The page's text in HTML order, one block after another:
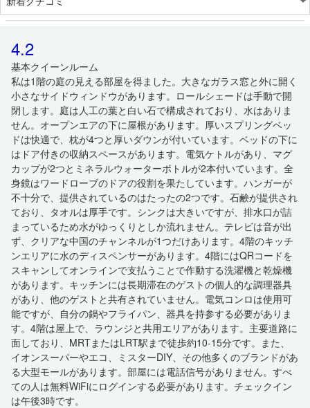
4.2
基本クイーンルーム
私は1階の庭の見える部屋を得ました。大きなガラス窓と外に開く
小さなサイドウィンドウがあります。ロールシェードは手動で開
閉します。庭は人工の葉と白い石で構成されており、水はありま
せん。オープンエアの下に屋根があります。厚いスプリングベッ
ドは快適で、枕が4つと厚いダウンが付いています。ベッドの下に
はドア付きの収納スペースがあります。電気ケトルがあり、マグ
カップが2つとミネラルウォーターボトルが2本付いています。全
身鏡はワードローブのドアの役割を果たしています。ハンガーが
不十分で、提供されているのはたったの2つです。石鹸が提供され
ており、タオルは厚手です。シンクは大きいですが、排水口が詰
まっているため水がゆっくりとしか流れません。テレビは音が出
ず、クリアな中国のチャンネルが1つだけあります。4階のキッチ
ンエリアに水のディスペンサーがあります。4階にはQRコードを
スキャンしてオンラインで支払うことで作動する洗濯機と乾燥機
があります。キッチンには長期滞在のゲストの個人的な調理器具
があり、他のゲストと共有されていません。電気コンロは使用可
能ですが、自分の鍋やフライパン、器具を持参する必要がありま
す。4階は屋上で、ラウンジと共用エリアがあります。主要道路に
面しており、MRTまたはLRT駅まで徒歩約10-15分です。また、
イオンスーパーやエコ、ミスターDIY、その他多くのブランドがあ
る大型モールがあります。部屋には電話信号がありません。すべ
ての人は無料WiFiにログインする必要があります。チェックイン
は午後3時です。